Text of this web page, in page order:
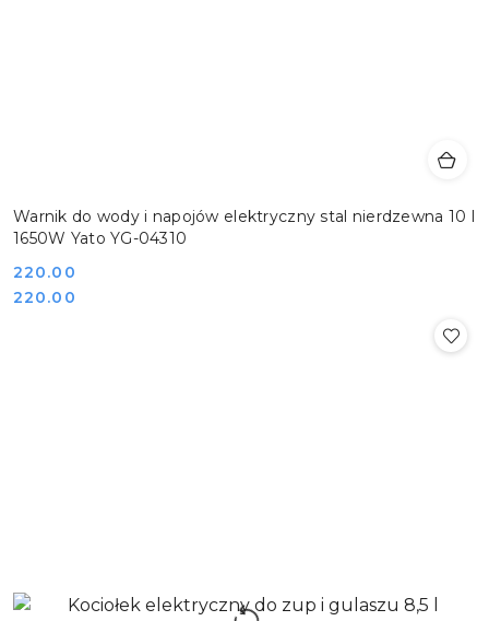
Warnik do wody i napojów elektryczny stal nierdzewna 10 l
1650W Yato YG-04310
Cena:
220.00
Cena:
220.00